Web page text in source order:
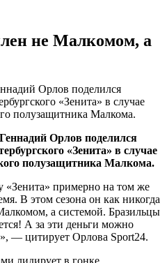
не Малкомом, а
Орлов поделился
«Зенита» в случае
полузащитника Малкома.
Орлов поделился
«Зенита» в случае
полузащитника Малкома.
примерно на том же
В этом сезона он как никогда
а системой. Бразильцы
А за эти деньги можно
— цитирует Орлова Sport24.
лидирует в гонке